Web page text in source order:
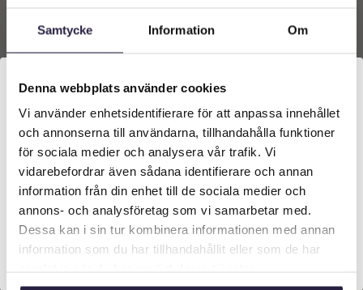
Samtycke Information Om
Denna webbplats använder cookies
Vi använder enhetsidentifierare för att anpassa innehållet
och annonserna till användarna, tillhandahålla funktioner
för sociala medier och analysera vår trafik. Vi
vidarebefordrar även sådana identifierare och annan
information från din enhet till de sociala medier och
annons- och analysföretag som vi samarbetar med.
Dessa kan i sin tur kombinera informationen med annan
information som du har tillhandahållit eller som de har
Pumpa | Konstgjord Rund
Glas Klar 15x12cm
Välkommen till Webflower
Vilken typ av kund är du? Du kan alltid justera ditt val
längst upp på sidan.
Företagskund (exkl. moms)
Privatkund (inkl. moms)